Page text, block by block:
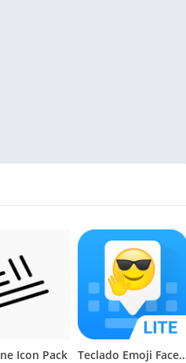
Icon Pack Teclado Emoji Facemoji